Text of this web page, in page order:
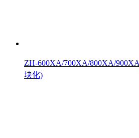
ZH-600XA/700XA/800XA/
块化)